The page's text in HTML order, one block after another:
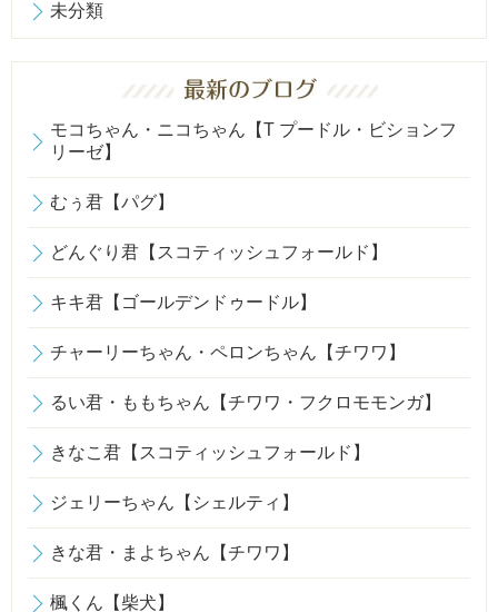
未分類
モコちゃん・ニコちゃん【T プードル・ビションフ
リーゼ】
むぅ君【パグ】
どんぐり君【スコティッシュフォールド】
キキ君【ゴールデンドゥードル】
チャーリーちゃん・ペロンちゃん【チワワ】
るい君・ももちゃん【チワワ・フクロモモンガ】
きなこ君【スコティッシュフォールド】
ジェリーちゃん【シェルティ】
きな君・まよちゃん【チワワ】
楓くん【柴犬】